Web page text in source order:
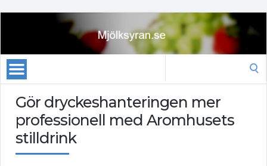
Gör dryckeshanteringen mer
professionell med Aromhusets
stilldrink